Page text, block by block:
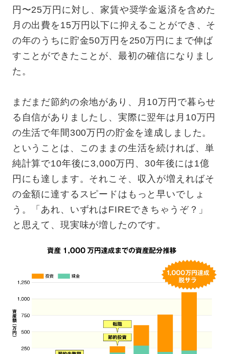
円〜25万円に対し、家賃や奨学金返済を含めた
月の出費を15万円以下に抑えることができ、そ
の年のうちに貯金50万円を250万円にまで伸ば
すことができたことが、最初の確信になりまし
た。
まだまだ節約の余地があり、月10万円で暮らせ
る自信がありましたし、実際に翌年は月10万円
の生活で年間300万円の貯金を達成しました。
ということは、このままの生活を続ければ、単
純計算で10年後に3,000万円、30年後には1億
円にも達します。それこそ、収入が増えればそ
の金額に達するスピードはもっと早いでしょ
う。「あれ、いずれはFIREできちゃうぞ？」
と思えて、現実味が増したのです。